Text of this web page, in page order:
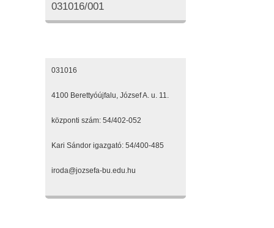
031016/001
031016
4100 Berettyóújfalu, József A. u. 11.
központi szám: 54/402-052
Kari Sándor igazgató: 54/400-485
iroda@jozsefa-bu.edu.hu